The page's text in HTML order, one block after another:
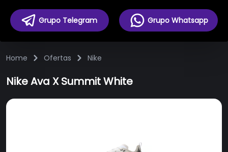
Grupo Telegram Grupo Whatsapp
Home Ofertas Nike
Nike Ava X Summit White